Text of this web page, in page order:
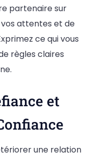
partenaire sur
attentes et de
ce qui vous
règles claires
et
une relation